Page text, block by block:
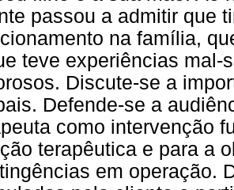
passou a admitir que
na família,
teve experiências mal-
Discute-se a
Defende-se a
como intervenção
terapêutica e para a
em operação.